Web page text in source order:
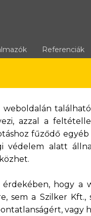
Referenciák
weboldalán
azzal a
fűződő
védelem alatt
hogy a
sem a Szilker
vagy